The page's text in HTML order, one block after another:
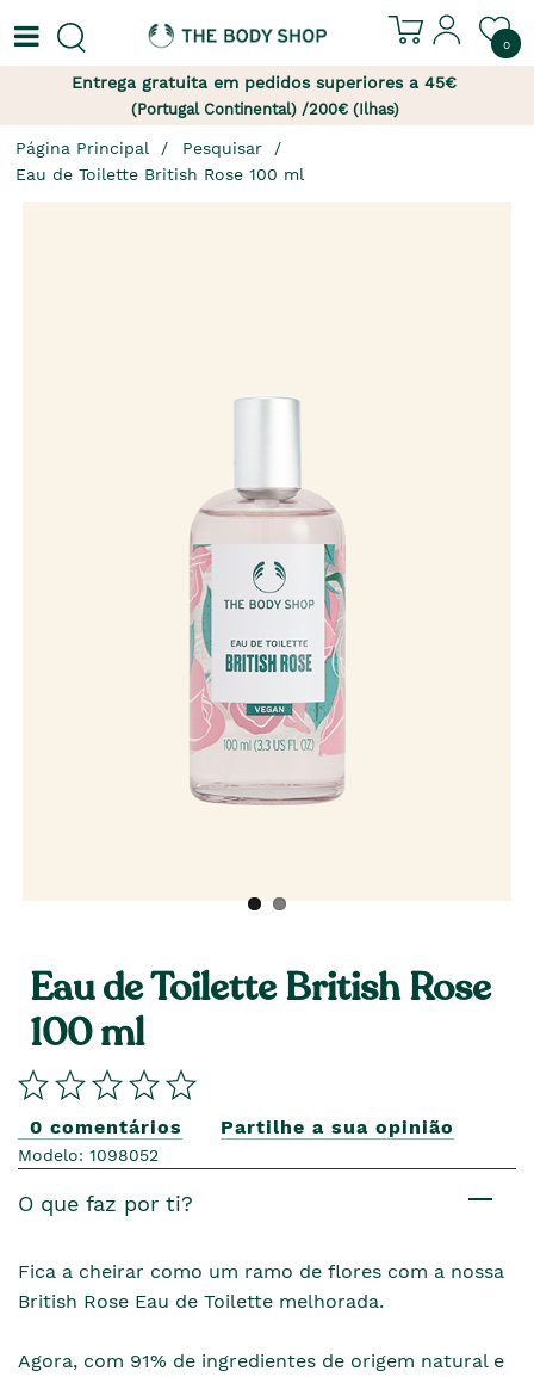
0
Entrega gratuita em pedidos superiores a 45€
(Portugal Continental) /200€ (Ilhas)
Página Principal
Pesquisar
Eau de Toilette British Rose 100 ml
Eau de Toilette British Rose
100 ml
0 comentários Partilhe a sua opinião
Modelo: 1098052
O que faz por ti?
Fica a cheirar como um ramo de flores com a nossa
British Rose Eau de Toilette melhorada.
Agora, com 91% de ingredientes de origem natural e